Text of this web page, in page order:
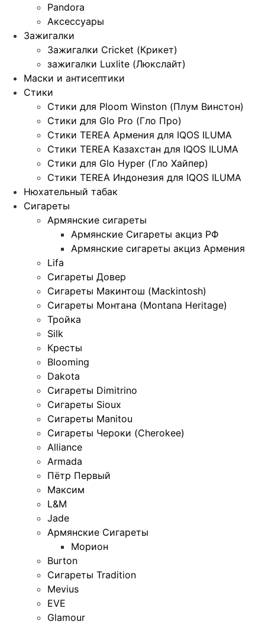
Pandora
Аксессуары
Зажигалки
Зажигалки Cricket (Крикет)
зажигалки Luxlite (Люкслайт)
Маски и антисептики
Стики
Стики для Ploom Winston (Плум Винстон)
Стики для Glo Pro (Гло Про)
Стики TEREA Армения для IQOS ILUMA
Стики TEREA Казахстан для IQOS ILUMA
Стики для Glo Hyper (Гло Хайпер)
Стики TEREA Индонезия для IQOS ILUMA
Нюхательный табак
Сигареты
Армянские сигареты
Армянские Сигареты акциз РФ
Армянские сигареты акциз Армения
Lifa
Сигареты Довер
Сигареты Макинтош (Mackintosh)
Сигареты Монтана (Montana Heritage)
Тройка
Silk
Кресты
Blooming
Dakota
Сигареты Dimitrino
Сигареты Sioux
Сигареты Manitou
Сигареты Чероки (Cherokee)
Alliance
Armada
Пётр Первый
Максим
L&M
Jade
Армянские Сигареты
Морион
Burton
Сигареты Tradition
Mevius
EVE
Glamour